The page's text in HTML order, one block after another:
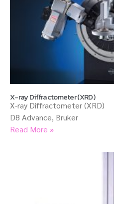
X-ray Diffractometer (XRD)
X-ray Diffractometer (XRD)
D8 Advance, Bruker
Read More »